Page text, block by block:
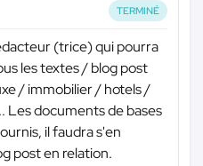
TERMINÉ
(trice) qui pourra
les textes / blog post
/ immobilier / hotels /
documents de bases
il faudra s'en
post en relation.